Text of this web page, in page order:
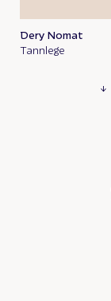
Dery Nomat
Tannlege